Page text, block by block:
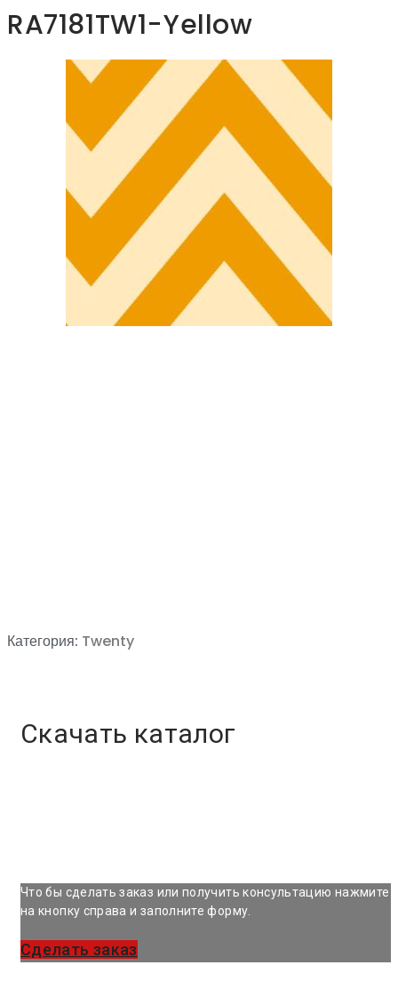
RA7181TW1-Yellow
Категория: Twenty
Скачать каталог
Что бы сделать заказ или получить консультацию нажмите
на кнопку справа и заполните форму.
Сделать заказ